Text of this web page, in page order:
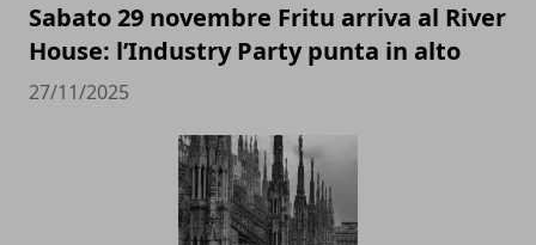
Sabato 29 novembre Fritu arriva al River
House: l’Industry Party punta in alto
27/11/2025